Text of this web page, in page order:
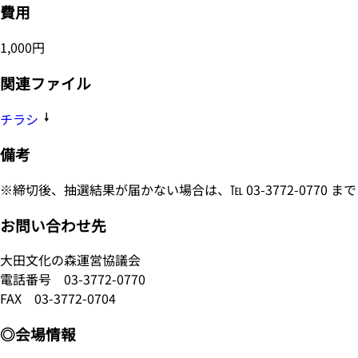
費用
1,000円
関連ファイル
チラシ
備考
※締切後、抽選結果が届かない場合は、℡ 03-3772-0770 まで
お問い合わせ先
大田文化の森運営協議会
電話番号 03-3772-0770
FAX 03-3772-0704
◎会場情報